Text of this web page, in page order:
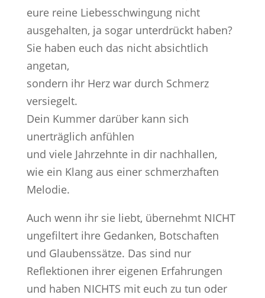
eure reine Liebesschwingung nicht
ausgehalten, ja sogar unterdrückt haben?
Sie haben euch das nicht absichtlich
angetan,
sondern ihr Herz war durch Schmerz
versiegelt.
Dein Kummer darüber kann sich
unerträglich anfühlen
und viele Jahrzehnte in dir nachhallen,
wie ein Klang aus einer schmerzhaften
Melodie.
Auch wenn ihr sie liebt, übernehmt NICHT
ungefiltert ihre Gedanken, Botschaften
und Glaubenssätze. Das sind nur
Reflektionen ihrer eigenen Erfahrungen
und haben NICHTS mit euch zu tun oder